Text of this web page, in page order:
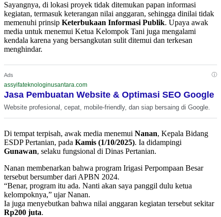
Sayangnya, di lokasi proyek tidak ditemukan papan informasi
kegiatan, termasuk keterangan nilai anggaran, sehingga dinilai tidak
memenuhi prinsip Keterbukaan Informasi Publik. Upaya awak
media untuk menemui Ketua Kelompok Tani juga mengalami
kendala karena yang bersangkutan sulit ditemui dan terkesan
menghindar.
Ads ⓘ
assyifateknologinusantara.com
Jasa Pembuatan Website & Optimasi SEO Google
Website profesional, cepat, mobile-friendly, dan siap bersaing di Google.
Di tempat terpisah, awak media menemui Nanan, Kepala Bidang
ESDP Pertanian, pada Kamis (1/10/2025). Ia didampingi
Gunawan, selaku fungsional di Dinas Pertanian.
Nanan membenarkan bahwa program Irigasi Perpompaan Besar
tersebut bersumber dari APBN 2024.
“Benar, program itu ada. Nanti akan saya panggil dulu ketua
kelompoknya,” ujar Nanan.
Ia juga menyebutkan bahwa nilai anggaran kegiatan tersebut sekitar
Rp200 juta.